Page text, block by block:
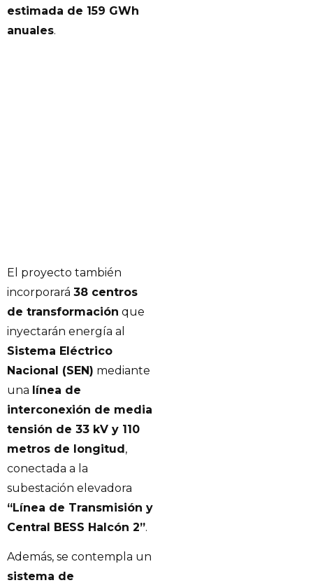
estimada de 159 GWh
anuales.
El proyecto también
incorporará 38 centros
de transformación que
inyectarán energía al
Sistema Eléctrico
Nacional (SEN) mediante
una línea de
interconexión de media
tensión de 33 kV y 110
metros de longitud,
conectada a la
subestación elevadora
“Línea de Transmisión y
Central BESS Halcón 2”.
Además, se contempla un
sistema de